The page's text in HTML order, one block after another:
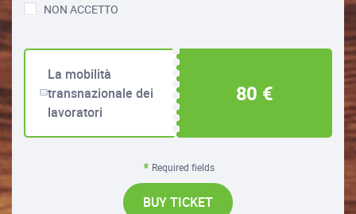
NON ACCETTO
La mobilità
transnazionale dei
lavoratori
80 €
Required fields
BUY TICKET